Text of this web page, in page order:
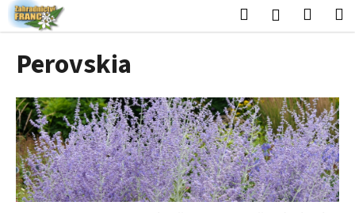
Přejít
na
obsah
HledatPřihlášení
Perovskia
K
o
o
p
o
t
ř